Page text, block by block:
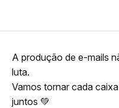
A produção de e-mails
luta.
Vamos tornar cada
juntos 💚